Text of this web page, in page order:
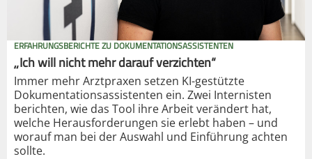
ERFAHRUNGSBERICHTE ZU DOKUMENTATIONSASSISTENTEN
„Ich will nicht mehr darauf verzichten“
Immer mehr Arztpraxen setzen KI-gestützte
Dokumentationsassistenten ein. Zwei Internisten
berichten, wie das Tool ihre Arbeit verändert hat,
welche Herausforderungen sie erlebt haben – und
worauf man bei der Auswahl und Einführung achten
sollte.